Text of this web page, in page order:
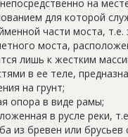
на
для которой
части моста,
моста,
лишь к жестким
в ее теле,
на грунт;
опора в виде рамы;
в русле реки,
из бревен или брусьев